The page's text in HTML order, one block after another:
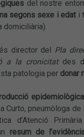
del nostre
segons sexe i edati
domiciliària).
director del Pla
a la cronicitatdes
patologia per donar
epidemiològica
Curto, pneumòloga
d’Atenció
resum de